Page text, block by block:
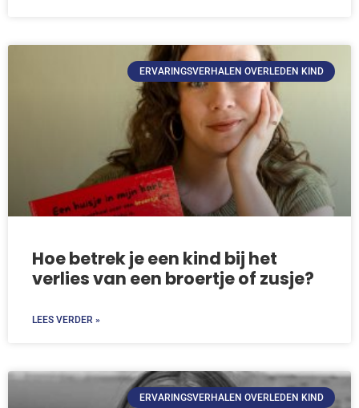
ERVARINGSVERHALEN OVERLEDEN KIND
Hoe betrek je een kind bij het
verlies van een broertje of zusje?
LEES VERDER »
ERVARINGSVERHALEN OVERLEDEN KIND